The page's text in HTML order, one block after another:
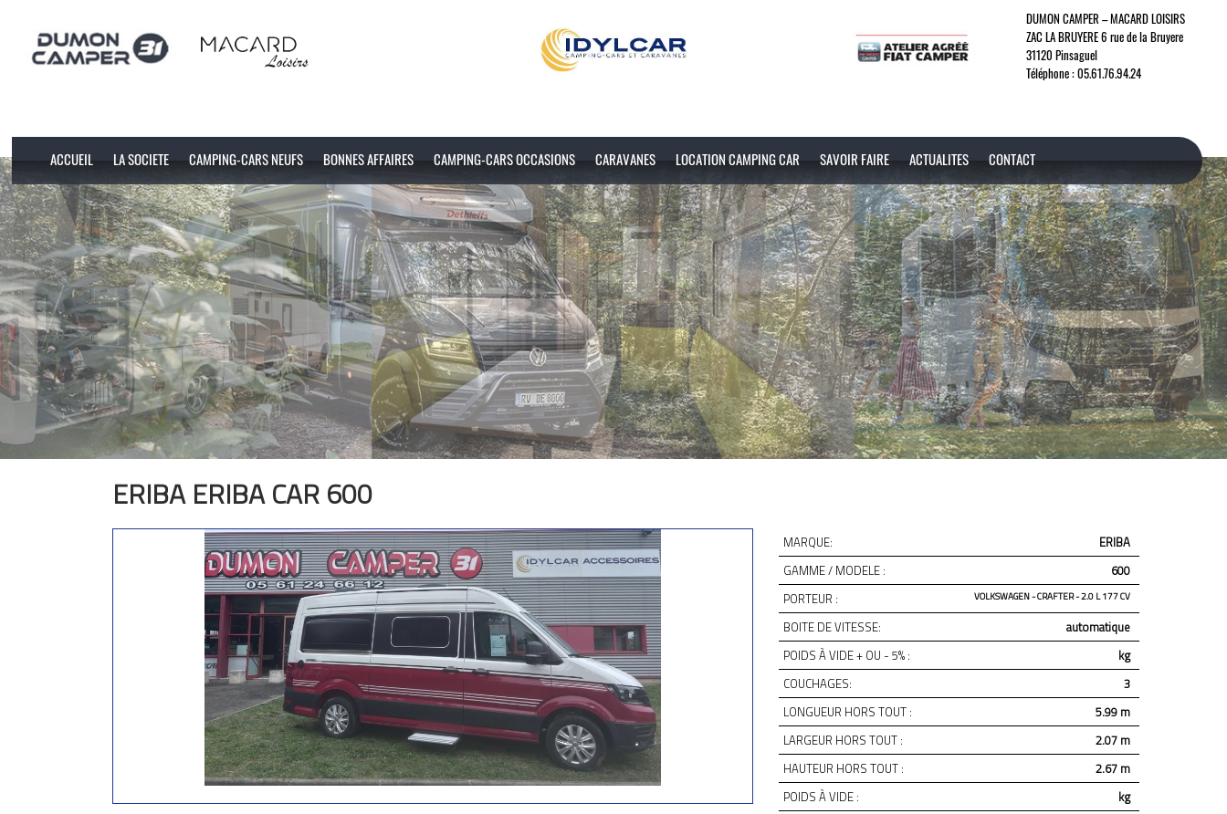
DUMON CAMPER – MACARD LOISIRS
ZAC LA BRUYERE 6 rue de la Bruyere
31120 Pinsaguel
Téléphone :05.61.76.94.24
ACCUEIL LA SOCIETE CAMPING-CARS NEUFS BONNES AFFAIRES CAMPING-CARS OCCASIONS CARAVANES LOCATION CAMPING CAR SAVOIR FAIRE ACTUALITES CONTACT
ERIBA ERIBA CAR 600
MARQUE:
ERIBA
GAMME / MODELE :
600
PORTEUR :
VOLKSWAGEN - CRAFTER - 2.0 L 177 CV
BOITE DE VITESSE:
automatique
POIDS À VIDE + OU - 5% :
kg
COUCHAGES:
3
LONGUEUR HORS TOUT :
5.99 m
LARGEUR HORS TOUT :
2.07 m
HAUTEUR HORS TOUT :
2.67 m
POIDS À VIDE :
kg